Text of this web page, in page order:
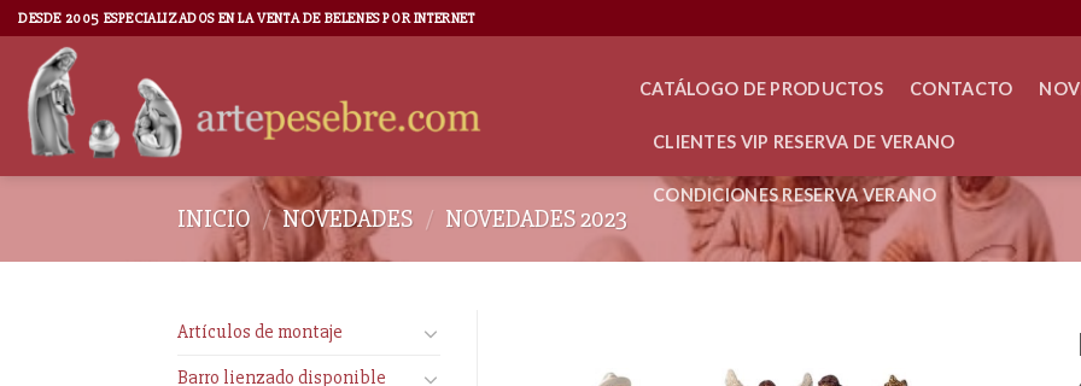
DESDE 2005 ESPECIALIZADOS EN LA VENTA DE BELENES POR INTERNET
CATÁLOGO DE PRODUCTOS CONTACTO
CLIENTES VIP RESERVA DE VERANO
CONDICIONES RESERVA VERANO
INICIO / NOVEDADES / NOVEDADES 2023
Artículos de montaje
Barro lienzado disponible